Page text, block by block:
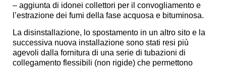
– aggiunta di idonei collettori per il convogliamento e
l’estrazione dei fumi della fase acquosa e bituminosa.
La disinstallazione, lo spostamento in un altro sito e la
successiva nuova installazione sono stati resi più
agevoli dalla fornitura di una serie di tubazioni di
collegamento flessibili (non rigide) che permettono